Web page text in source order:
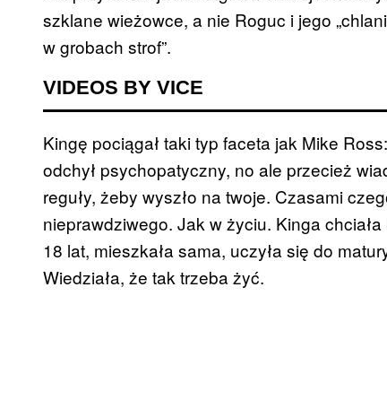
szklane wieżowce, a nie Roguc i jego
w grobach strof”.
VIDEOS BY VICE
Kingę pociągał taki typ faceta jak Mike
odchył psychopatyczny, no ale przecież
reguły, żeby wyszło na twoje. Czasami
nieprawdziwego. Jak w życiu. Kinga
18 lat, mieszkała sama, uczyła się do
Wiedziała, że tak trzeba żyć.